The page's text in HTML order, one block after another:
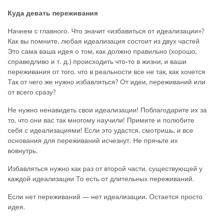
Куда девать переживания
Начнем с главного. Что значит «избавиться от идеализации»?
Как вы помните, любая идеализация состоит из двух частей
Это сама ваша идея о том, как должно правильно (хорошо,
справедливо и т. д.) происходить что-то в жизни, и ваши
переживания от того, что в реальности все не так, как хочется
Так от чего же нужно избавляться? От идеи, переживаний или
от всего сразу?
Не нужно ненавидеть свои идеализации! Поблагодарите их за
то, что они вас так многому научили! Примите и полюбите
себя с идеализациями! Если это удастся, смотришь, и все
основания для переживаний исчезнут. Не прячьте их
вовнутрь.
Избавляться нужно как раз от второй части, существующей у
каждой идеализации То есть от длительных переживаний.
Если нет переживаний — нет идеализации. Остается просто
идея.